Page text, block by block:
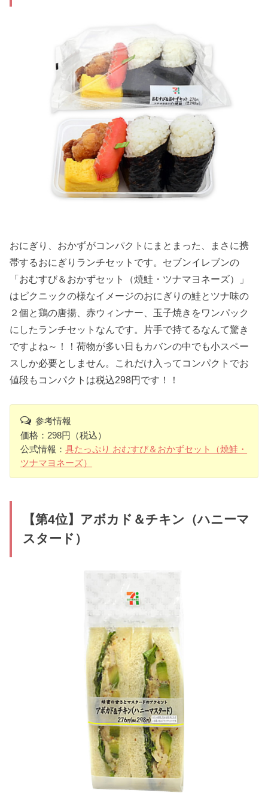
おにぎり、おかずがコンパクトにまとまった、まさに携
帯するおにぎりランチセットです。セブンイレブンの
「おむすび＆おかずセット（焼鮭・ツナマヨネーズ）」
はピクニックの様なイメージのおにぎりの鮭とツナ味の
２個と鶏の唐揚、赤ウィンナー、玉子焼きをワンパック
にしたランチセットなんです。片手で持てるなんて驚き
ですよね～！！荷物が多い日もカバンの中でも小スペー
スしか必要としません。これだけ入ってコンパクトでお
値段もコンパクトは税込298円です！！
参考情報
価格：298円（税込）
公式情報：具たっぷり おむすび＆おかずセット（焼鮭・
ツナマヨネーズ）
【第4位】アボカド＆チキン（ハニーマ
スタード）